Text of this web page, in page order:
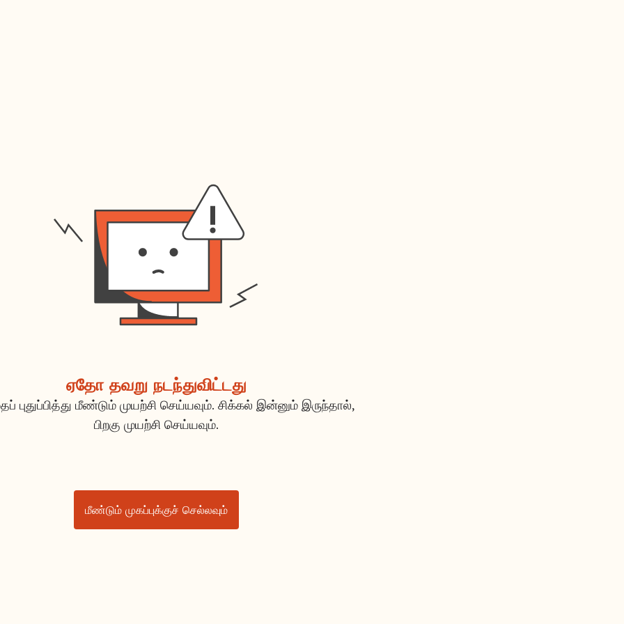
ஏதோ தவறு நடந்துவிட்டது
புதுப்பித்து மீண்டும் முயற்சி செய்யவும். சிக்கல் இன்னும் இருந்தால்,
பிறகு முயற்சி செய்யவும்.
மீண்டும் முகப்புக்குச் செல்லவும்